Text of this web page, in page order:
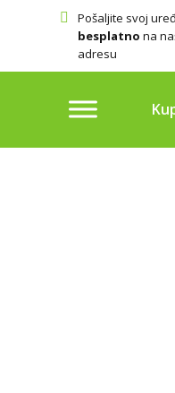
Pošaljite svoj
besplatno na
adresu